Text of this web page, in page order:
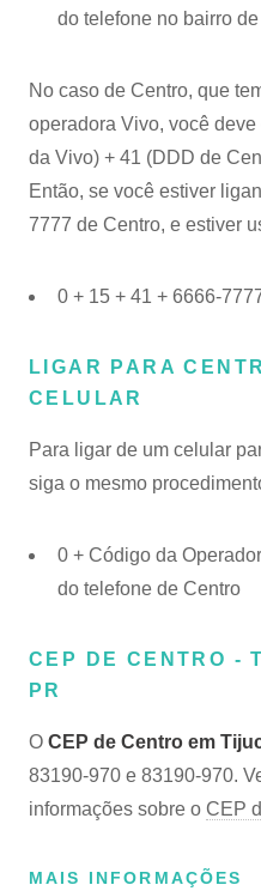
do telefone no bairro
No caso de Centro, que
operadora Vivo, você
da Vivo) + 41 (DDD de
Então, se você estiver
7777 de Centro, e estiver
0 + 15 + 41 + 6666-
LIGAR PARA
CELULAR
Para ligar de um celular
siga o mesmo
0 + Código da
do telefone de Centro
CEP DE CENTRO -
PR
O CEP de Centro em
83190-970 e 83190-970.
informações sobre o CEP
MAIS INFORMAÇÕES